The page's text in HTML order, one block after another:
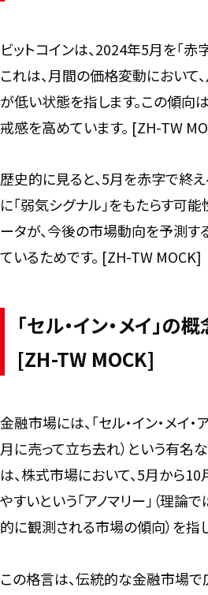
ビットコインは、2024年5月を「赤
これは、月間の価格変動において
が低い状態を指します。この傾向
戒感を高めています。 [ZH-TW
歴史的に見ると、5月を赤字で終
に「弱気シグナル」をもたらす可
ータが、今後の市場動向を予測
ているためです。 [ZH-TW MOCK]
「セル・イン・メイ」の
[ZH-TW MOCK]
金融市場には、「セル・イン・メイ・
月に売って立ち去れ）という有名
は、株式市場において、5月から
やすいという「アノマリー」（理論
的に観測される市場の傾向）を指
この格言は、伝統的な金融市場で